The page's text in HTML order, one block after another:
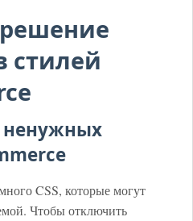
стилей
ненужных
CSS, которые могут
Чтобы отключить